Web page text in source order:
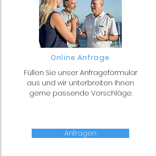
Online Anfrage
Füllen Sie unser Anfrageformular
aus und wir unterbreiten Ihnen
gerne passende Vorschläge.
Anfragen